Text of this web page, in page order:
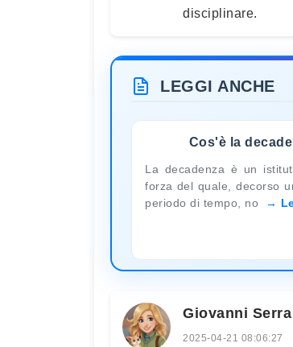
disciplinare.
LEGGI ANCHE
Cos'è la
La decadenza è un
forza del quale, decorso
periodo di tempo, no
Giovanni Serra
2025-04-21 08:06:27